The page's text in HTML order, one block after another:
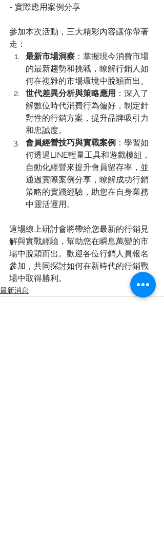
- 實際應用案例分享
參加本次活動，三大精彩內容讓你帶著
走：
最新市場洞察 ：掌握現今消費市場
的最新趨勢和挑戰，瞭解行銷人如
何在複雜的市場環境中脫穎而出。
世代差異分析與策略應用 ：深入了
解數位時代消費行為偏好，制定針
對性的行銷方案，提升品牌吸引力
和忠誠度。
會員經營技巧與實戰案例 ：學習如
何透過LINE輕量工具和遊戲模組，
自動化經營來提升會員留存率，並
通過實際案例分享，瞭解成功行銷
策略的實踐經驗，助您在自身業務
中靈活運用。
這場線上研討會將帶給您最新的行銷見
解與實戰經驗，幫助您在瞬息萬變的市
場中脫穎而出。歡迎各位行銷人員報名
參加，共同探討如何在新時代的行銷戰
場中取得勝利。
最新消息